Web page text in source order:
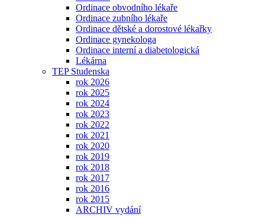
Ordinace obvodního lékaře
Ordinace zubního lékaře
Ordinace dětské a dorostové lékařky
Ordinace gynekologa
Ordinace interní a diabetologická
Lékárna
TEP Studenska
rok 2026
rok 2025
rok 2024
rok 2023
rok 2022
rok 2021
rok 2020
rok 2019
rok 2018
rok 2017
rok 2016
rok 2015
ARCHIV vydání